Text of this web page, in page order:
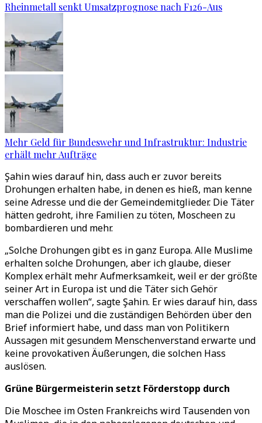
Rheinmetall senkt Umsatzprognose nach F126-Aus
Mehr Geld für Bundeswehr und Infrastruktur: Industrie
erhält mehr Aufträge
Şahin wies darauf hin, dass auch er zuvor bereits
Drohungen erhalten habe, in denen es hieß, man kenne
seine Adresse und die der Gemeindemitglieder. Die Täter
hätten gedroht, ihre Familien zu töten, Moscheen zu
bombardieren und mehr.
„Solche Drohungen gibt es in ganz Europa. Alle Muslime
erhalten solche Drohungen, aber ich glaube, dieser
Komplex erhält mehr Aufmerksamkeit, weil er der größte
seiner Art in Europa ist und die Täter sich Gehör
verschaffen wollen“, sagte Şahin. Er wies darauf hin, dass
man die Polizei und die zuständigen Behörden über den
Brief informiert habe, und dass man von Politikern
Aussagen mit gesundem Menschenverstand erwarte und
keine provokativen Äußerungen, die solchen Hass
auslösen.
Grüne Bürgermeisterin setzt Förderstopp durch
Die Moschee im Osten Frankreichs wird Tausenden von